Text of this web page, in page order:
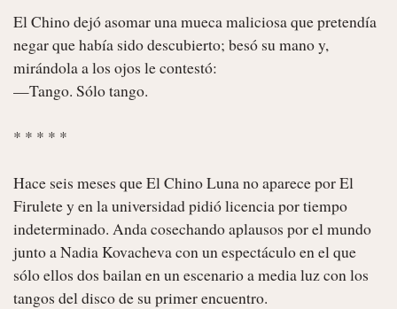
El Chino dejó asomar una mueca maliciosa que pretendía
negar que había sido descubierto; besó su mano y,
mirándola a los ojos le contestó:
—Tango. Sólo tango.
* * * * *
Hace seis meses que El Chino Luna no aparece por El
Firulete y en la universidad pidió licencia por tiempo
indeterminado. Anda cosechando aplausos por el mundo
junto a Nadia Kovacheva con un espectáculo en el que
sólo ellos dos bailan en un escenario a media luz con los
tangos del disco de su primer encuentro.